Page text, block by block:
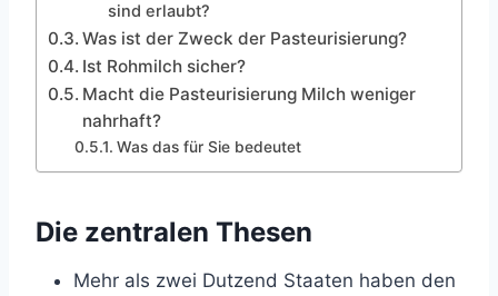
sind erlaubt?
Was ist der Zweck der Pasteurisierung?
Ist Rohmilch sicher?
Macht die Pasteurisierung Milch weniger
nahrhaft?
Was das für Sie bedeutet
Die zentralen Thesen
Mehr als zwei Dutzend Staaten haben den